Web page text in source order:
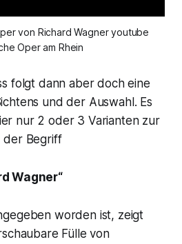
von Richard Wagner youtube
Oper am Rhein
folgt dann aber doch eine
und der Auswahl. Es
nur 2 oder 3 Varianten zur
der Begriff
Wagner“
worden ist, zeigt
Fülle von